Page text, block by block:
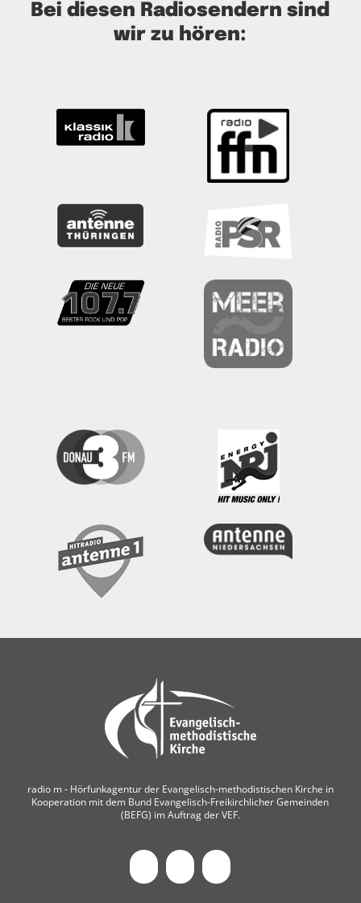
Bei diesen Radiosendern sind
wir zu hören:
radio m ‐ Hörfunkagentur der Evangelisch-methodistischen Kirche in
Kooperation mit dem Bund Evangelisch-Freikirchlicher Gemeinden
(BEFG) im Auftrag der VEF.